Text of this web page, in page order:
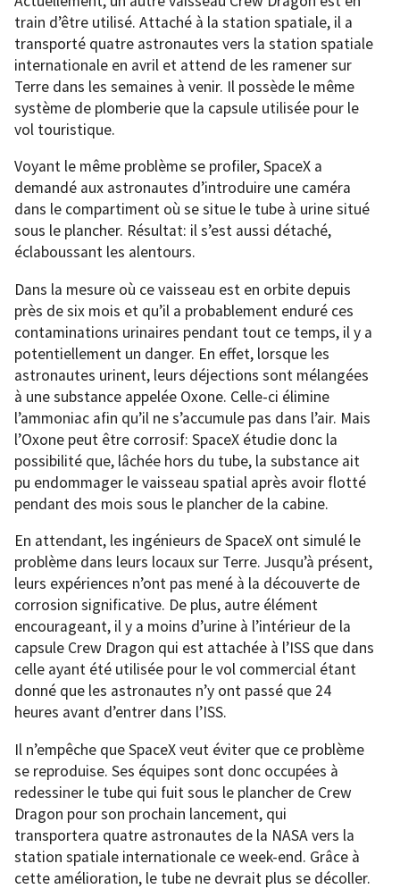
train d’être utilisé. Attaché à la station spatiale, il a
transporté quatre astronautes vers la station spatiale
internationale en avril et attend de les ramener sur
Terre dans les semaines à venir. Il possède le même
système de plomberie que la capsule utilisée pour le
vol touristique.
Voyant le même problème se profiler, SpaceX a
demandé aux astronautes d’introduire une caméra
dans le compartiment où se situe le tube à urine situé
sous le plancher. Résultat: il s’est aussi détaché,
éclaboussant les alentours.
Dans la mesure où ce vaisseau est en orbite depuis
près de six mois et qu’il a probablement enduré ces
contaminations urinaires pendant tout ce temps, il y a
potentiellement un danger. En effet, lorsque les
astronautes urinent, leurs déjections sont mélangées
à une substance appelée Oxone. Celle-ci élimine
l’ammoniac afin qu’il ne s’accumule pas dans l’air. Mais
l’Oxone peut être corrosif: SpaceX étudie donc la
possibilité que, lâchée hors du tube, la substance ait
pu endommager le vaisseau spatial après avoir flotté
pendant des mois sous le plancher de la cabine.
En attendant, les ingénieurs de SpaceX ont simulé le
problème dans leurs locaux sur Terre. Jusqu’à présent,
leurs expériences n’ont pas mené à la découverte de
corrosion significative. De plus, autre élément
encourageant, il y a moins d’urine à l’intérieur de la
capsule Crew Dragon qui est attachée à l’ISS que dans
celle ayant été utilisée pour le vol commercial étant
donné que les astronautes n’y ont passé que 24
heures avant d’entrer dans l’ISS.
Il n’empêche que SpaceX veut éviter que ce problème
se reproduise. Ses équipes sont donc occupées à
redessiner le tube qui fuit sous le plancher de Crew
Dragon pour son prochain lancement, qui
transportera quatre astronautes de la NASA vers la
station spatiale internationale ce week-end. Grâce à
cette amélioration, le tube ne devrait plus se décoller.